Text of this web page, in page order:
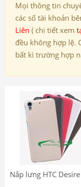
Mọi thông tin
các số tài khoản
Liên ( chi tiết xem
đều không hợp lệ.
bất kì trường hợp
Nắp lưng HTC